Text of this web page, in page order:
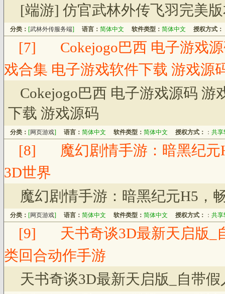
[端游] 仿官武林外传飞羽完美
分类： [武林外传服务端] 语言： 简体中文 软件类型： 简体中文 授权方式：
[7]
Cokejogo巴西 电子游戏
戏合集 电子游戏软件下载 游戏源
Cokejogo巴西 电子游戏源码
下载 游戏源码
分类： [网页游戏] 语言： 简体中文 软件类型： 简体中文 授权方式： ： 共享
[8]
魔幻剧情手游：暗黑纪
3D世界
魔幻剧情手游：暗黑纪元H5，
分类： [网页游戏] 语言： 简体中文 软件类型： 简体中文 授权方式： ： 共享
[9]
天书奇谈3D最新天启版_
类回合动作手游
天书奇谈3D最新天启版_自带